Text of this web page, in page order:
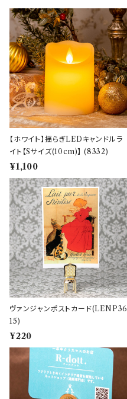
【ホワイト】揺らぎLEDキャンドルラ
イト【Sサイズ(10cm)】 (8332)
¥1,100
ヴァンジャンポストカード(LENP36
15)
¥220